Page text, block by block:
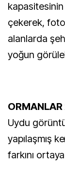
çekerek,
alanlarda
yoğun
ORMANLAR
Uydu
yapılaşmış
farkını